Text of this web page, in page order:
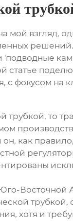
мой взгляд,
'подводные
статье
с фокусом на
трубкой, то
как
трубкой,
хотя и